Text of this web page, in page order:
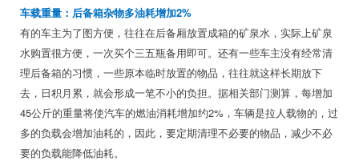
车载重量：后备箱杂物多油耗增加2%
有的车主为了图方便，往往在后备厢放置成箱的矿泉水，实际上矿泉
水购置很方便，一次买个三五瓶备用即可。还有一些车主没有经常清
理后备箱的习惯，一些原本临时放置的物品，往往就这样长期放下
去，日积月累，就会形成一笔不小的负担。据相关部门测算，每增加
45公斤的重量将使汽车的燃油消耗增加约2%，车辆是拉人载物的，过
多的负载会增加油耗的，因此，要定期清理不必要的物品，减少不必
要的负载能降低油耗。